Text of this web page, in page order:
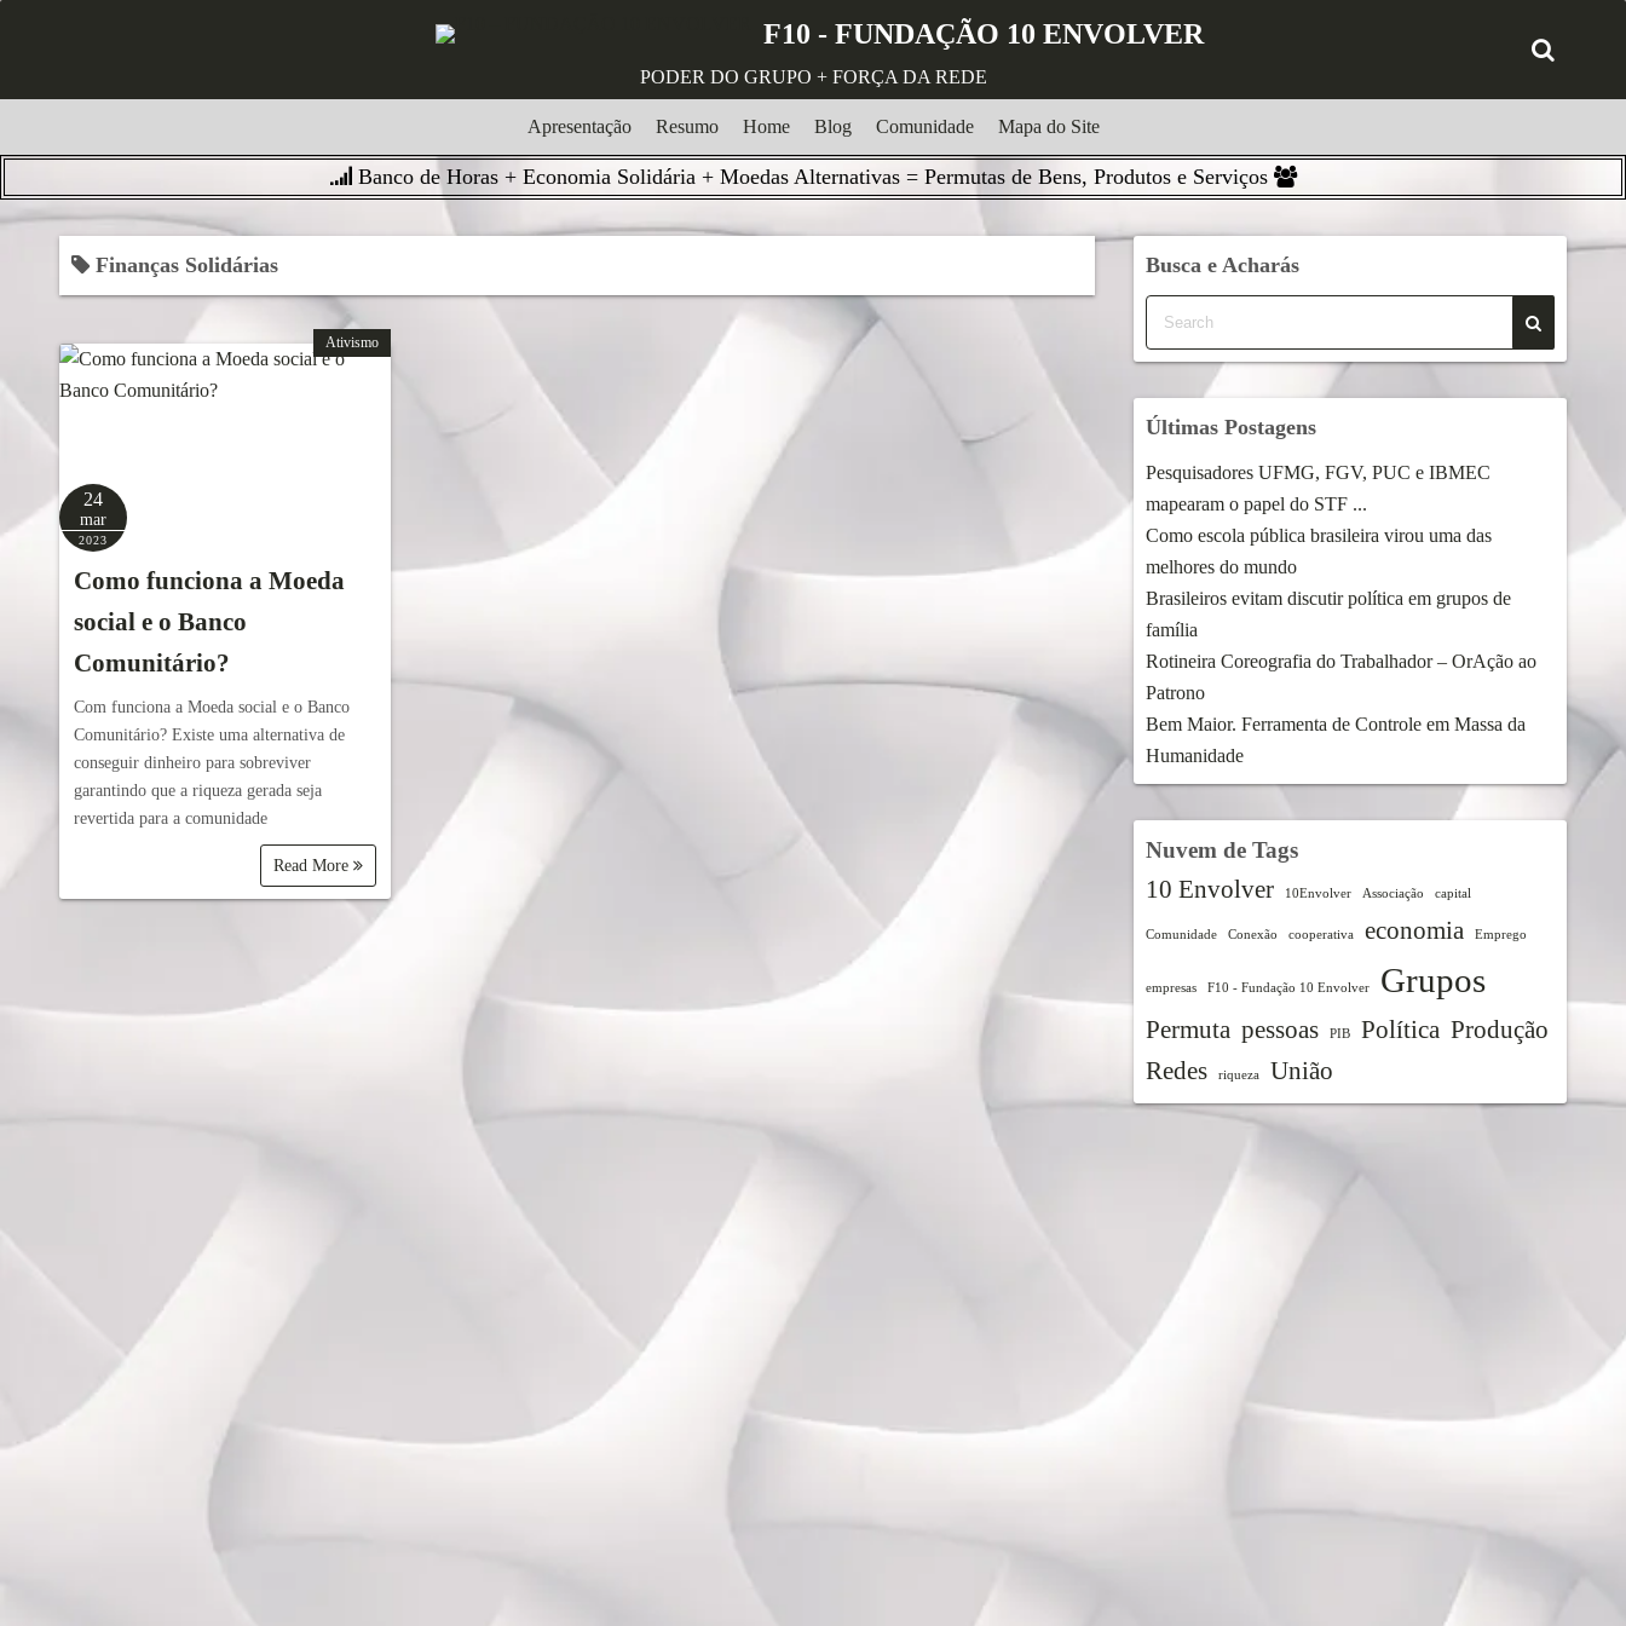
c
F10 - FUNDAÇÃO 10 ENVOLVER
PODER DO GRUPO + FORÇA DA REDE
Apresentação Resumo Home Blog Comunidade Mapa do Site
Banco de Horas + Economia Solidária + Moedas Alternativas = Permutas de Bens, Produtos e Serviços
Finanças Solidárias
Ativismo
24
mar
2023
Como funciona a Moeda
social e o Banco
Comunitário?
Com funciona a Moeda social e o Banco
Comunitário? Existe uma alternativa de
conseguir dinheiro para sobreviver
garantindo que a riqueza gerada seja
revertida para a comunidade
Read More
Busca e Acharás
Últimas Postagens
Pesquisadores UFMG, FGV, PUC e IBMEC
mapearam o papel do STF ...
Como escola pública brasileira virou uma das
melhores do mundo
Brasileiros evitam discutir política em grupos de
família
Rotineira Coreografia do Trabalhador – OrAção ao
Patrono
Bem Maior. Ferramenta de Controle em Massa da
Humanidade
Nuvem de Tags
10 Envolver 10Envolver Associação capital
Comunidade Conexão cooperativa economia Emprego
empresas F10 - Fundação 10 Envolver Grupos
Permuta pessoas PIB Política Produção
Redes
riqueza União